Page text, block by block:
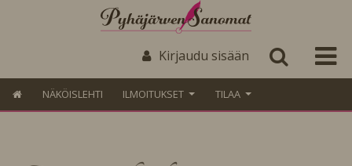
Kirjaudu sisään
NÄKÖISLEHTI ILMOITUKSET TILAA